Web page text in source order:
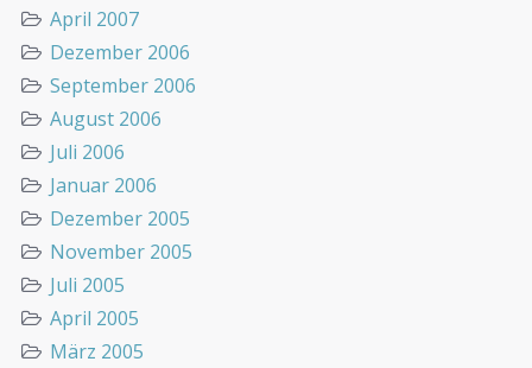
April 2007
Dezember 2006
September 2006
August 2006
Juli 2006
Januar 2006
Dezember 2005
November 2005
Juli 2005
April 2005
März 2005